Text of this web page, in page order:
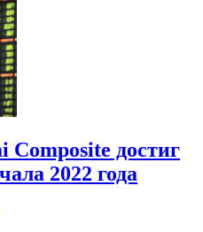
Composite достиг
2022 года